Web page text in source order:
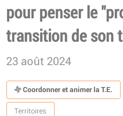
pour penser le
transition de son
23 août 2024
Coordonner et animer la T.E.
Territoires